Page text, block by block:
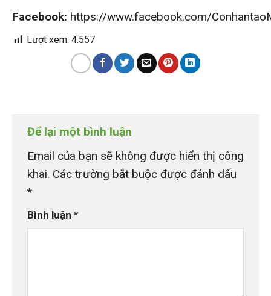
Facebook: https://www.facebook.com/
Lượt xem: 4.557
Để lại một bình luận
Email của bạn sẽ không được hiển thị công
khai. Các trường bắt buộc được đánh dấu
*
Bình luận *